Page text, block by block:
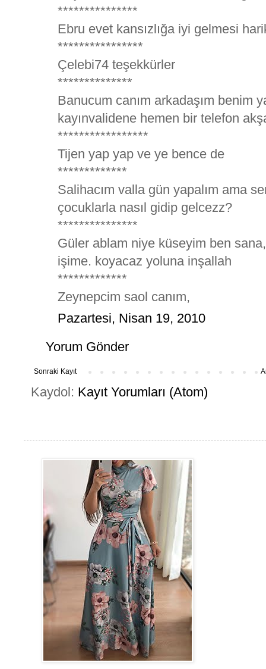
***************
Ebru evet kansızlığa iyi gelmesi
****************
Çelebi74 teşekkürler
**************
Banucum canım arkadaşım benim
kayınvalidene hemen bir telefon
*****************
Tijen yap yap ve ye bence de
*************
Salihacım valla gün yapalım ama
çocuklarla nasıl gidip gelcezz?
***************
Güler ablam niye küseyim ben
işime. koyacaz yoluna inşallah
*************
Zeynepcim saol canım,
Pazartesi, Nisan 19, 2010
Yorum Gönder
Sonraki Kayıt
Kaydol: Kayıt Yorumları (Atom)